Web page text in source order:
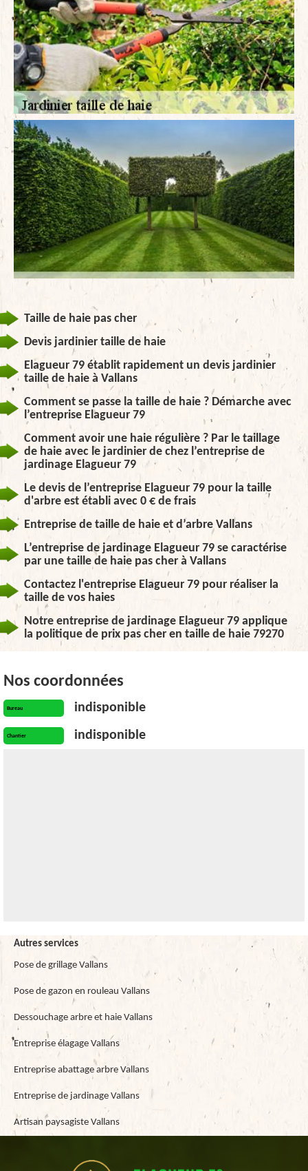
Taille de haie pas cher
Devis jardinier taille de haie
Elagueur 79 établit rapidement un devis jardinier
taille de haie à Vallans
Comment se passe la taille de haie ? Démarche avec
l’entreprise Elagueur 79
Comment avoir une haie régulière ? Par le taillage
de haie avec le jardinier de chez l’entreprise de
jardinage Elagueur 79
Le devis de l’entreprise Elagueur 79 pour la taille
d'arbre est établi avec 0 € de frais
Entreprise de taille de haie et d’arbre Vallans
L’entreprise de jardinage Elagueur 79 se caractérise
par une taille de haie pas cher à Vallans
Contactez l'entreprise Elagueur 79 pour réaliser la
taille de vos haies
Notre entreprise de jardinage Elagueur 79 applique
la politique de prix pas cher en taille de haie 79270
Nos coordonnées
Bureau indisponible
Chantier indisponible
Autres services
Pose de grillage Vallans
Pose de gazon en rouleau Vallans
Dessouchage arbre et haie Vallans
Entreprise élagage Vallans
Entreprise abattage arbre Vallans
Entreprise de jardinage Vallans
Artisan paysagiste Vallans